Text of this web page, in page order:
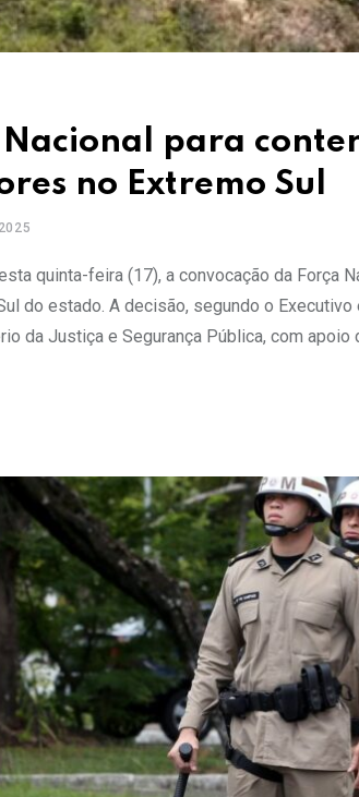
Nacional para
no Extremo Sul
quinta-feira (17), a convocação da Força
do estado. A decisão, segundo o
da Justiça e Segurança Pública, com apoio